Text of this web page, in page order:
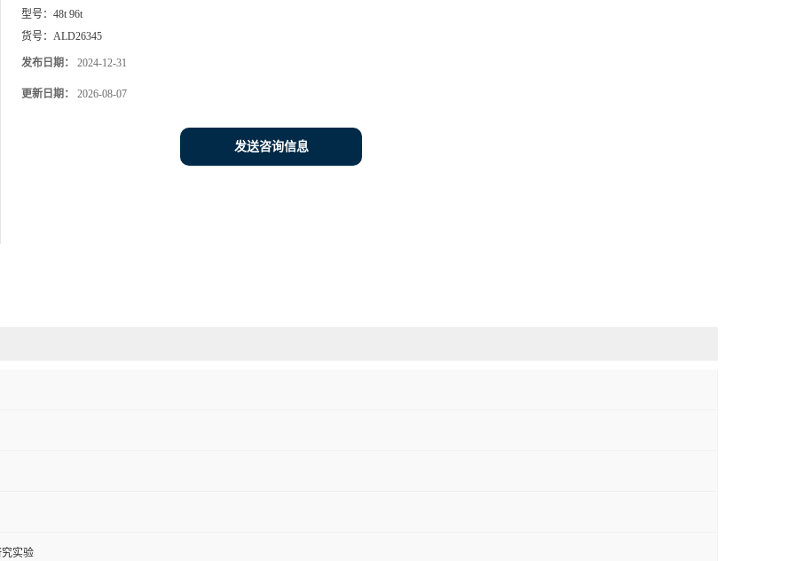
型号： 48t 96t
货号： ALD26345
发布日期： 2024-12-31
更新日期： 2026-08-07
发送咨询信息
实验